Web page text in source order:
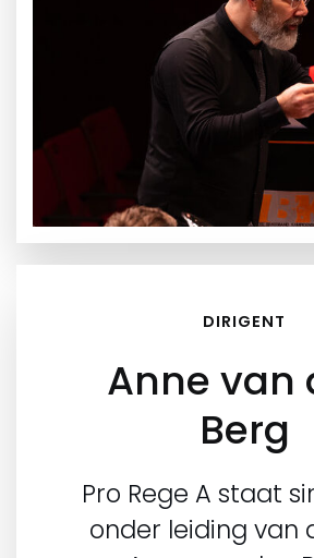
DIRIGENT
Anne van
Berg
Pro Rege A staat
onder leiding van